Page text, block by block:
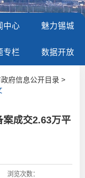
中心 魅力锡城
专栏 数据开放
府信息公开目录 >
成交2.63万平
浏览次数：